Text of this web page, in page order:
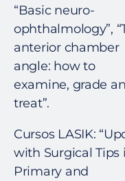
“Basic neuro-
ophthalmology”,
anterior chamber
angle: how to
examine, grade
treat”.
Cursos LASIK:
with Surgical Tips
Primary and